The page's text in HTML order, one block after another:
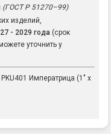
(ГОСТ Р 51270–99)
изделий,
- 2029 года (срок
уточнить у
Императрица (1" х